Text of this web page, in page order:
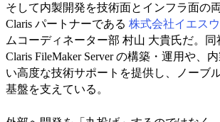
そして内製開発を技術面とインフラ面の
Claris パートナーである 株式会社イエス
ムコーディネーター部 村山 大貴氏だ。同
Claris FileMaker Server の構築・運用や、
い高度な技術サポートを提供し、ノーブ
基盤を支えている。